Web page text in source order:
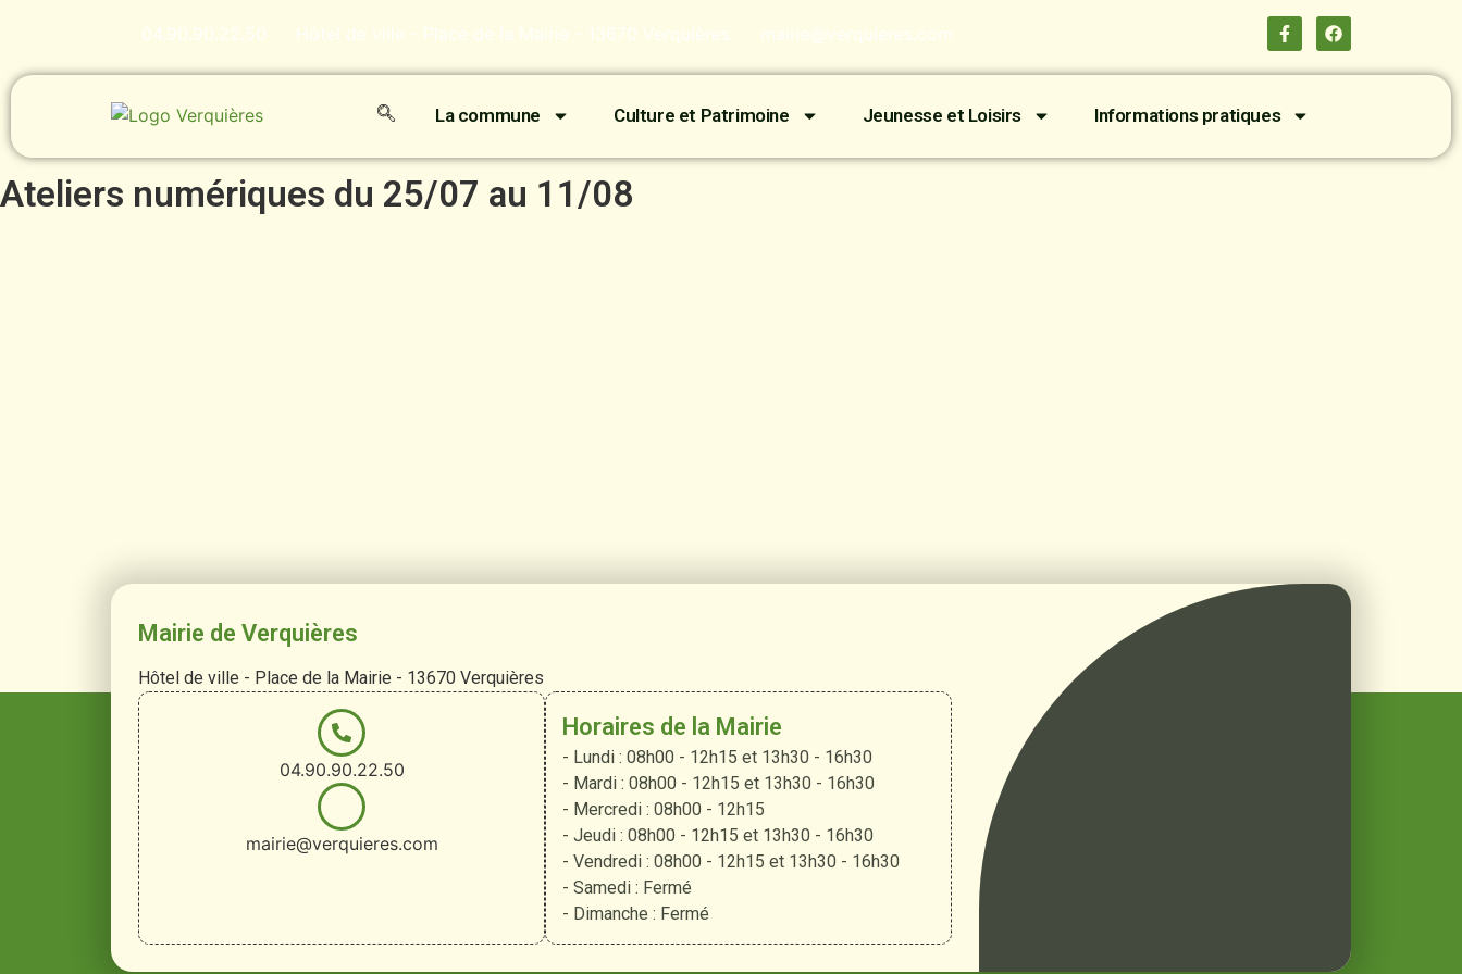
04.90.90.22.50 Hôtel de ville - Place de la Mairie - 13670 Verquières mairie@verquieres.com
La commune Culture et Patrimoine Jeunesse et Loisirs Informations pratiques
Ateliers numériques du 25/07 au 11/08
Mairie de Verquières
Hôtel de ville - Place de la Mairie - 13670 Verquières
04.90.90.22.50
mairie@verquieres.com
Horaires de la Mairie
- Lundi : 08h00 - 12h15 et 13h30 - 16h30
- Mardi : 08h00 - 12h15 et 13h30 - 16h30
- Mercredi : 08h00 - 12h15
- Jeudi : 08h00 - 12h15 et 13h30 - 16h30
- Vendredi : 08h00 - 12h15 et 13h30 - 16h30
- Samedi : Fermé
- Dimanche : Fermé